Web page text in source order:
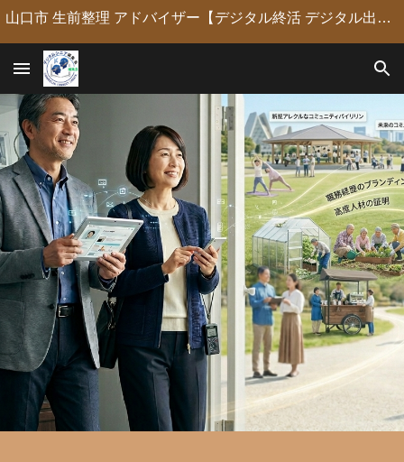
山口市 生前整理 アドバイザー【デジタル終活 デジタル出版 デジタルシニア編集長】定年後の人生の物語を「最高のデジタル資産」に編集・昇華。 古いネガやVHSのデジタル化からプロの構成による自分史動画制作、終活事務までトータルサポート。 長年のキャリアを持つプロがあなたの想いの継承を全力で支援します。